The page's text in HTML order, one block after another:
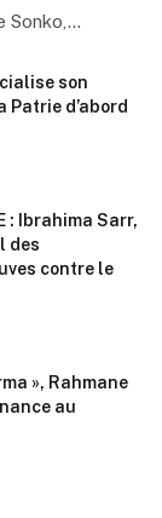
Sonko,…
son
Patrie d’abord
: Ibrahima Sarr,
des
contre le
», Rahmane
au